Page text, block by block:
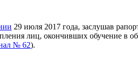
29 июля 2017 года, заслушав
лиц, окончивших обучение в
№ 62).